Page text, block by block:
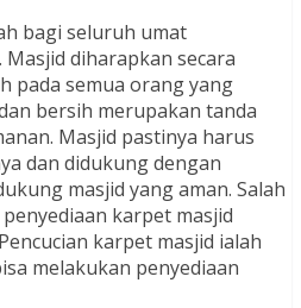
bagi seluruh umat
diharapkan secara
pada semua orang yang
bersih merupakan tanda
Masjid pastinya harus
dan didukung dengan
masjid yang aman. Salah
karpet masjid
karpet masjid ialah
melakukan penyediaan